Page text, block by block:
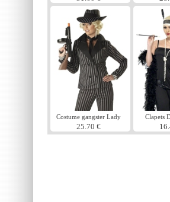
Costume gangster Lady
25.70 €
Clapets